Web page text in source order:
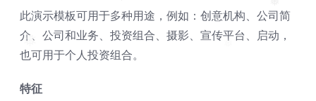
❅
❅
❅
此演示模板可用于多种用途，例如：创意机构、公司简
介、公司和业务、投资组合、摄影、宣传平台、启动，
也可用于个人投资组合。
特征